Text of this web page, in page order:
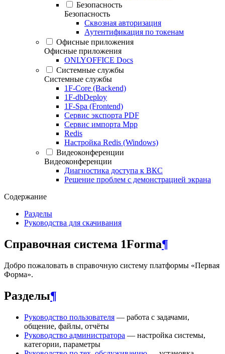
Безопасность
Безопасность
Сквозная авторизация
Аутентификация по токенам
Офисные приложения
Офисные приложения
ONLYOFFICE Docs
Системные службы
Системные службы
1F-Core (Backend)
1F-dbDeploy
1F-Spa (Frontend)
Сервис экспорта PDF
Сервис импорта Mpp
Redis
Настройка Redis (Windows)
Видеоконференции
Видеоконференции
Диагностика доступа к ВКС
Решение проблем с демонстрацией экрана
Содержание
Разделы
Руководства для скачивания
Справочная система 1Forma¶
Добро пожаловать в справочную систему платформы «Первая
Форма».
Разделы¶
Руководство пользователя — работа с задачами,
общение, файлы, отчёты
Руководство администратора — настройка системы,
категории, параметры